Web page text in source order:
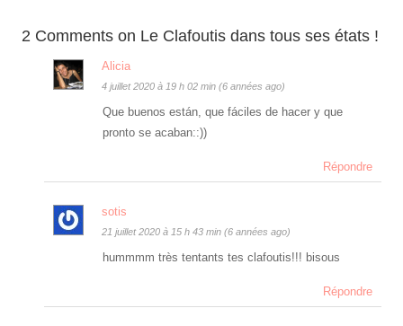
2 Comments on Le Clafoutis dans tous ses états !
Alicia
4 juillet 2020 à 19 h 02 min (6 années ago)
Que buenos están, que fáciles de hacer y que
pronto se acaban::))
Répondre
sotis
21 juillet 2020 à 15 h 43 min (6 années ago)
hummmm très tentants tes clafoutis!!! bisous
Répondre